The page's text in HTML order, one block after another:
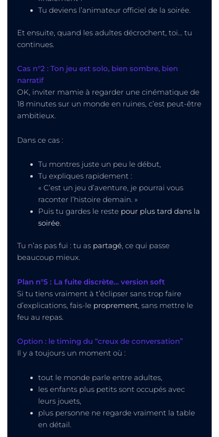
Tu deviens l’animateur officiel de la soirée.
Et ensuite, quand les adultes décrochent, toi… tu
continues.
Cas n°2 : Ton jeu est solo, bien sombre, bien
narratif
OK, inviter mamie à regarder une cinématique de
18 minutes sur un monde en ruines, c’est peut-être
ambitieux.
Dans ce cas :
Tu montres juste un peu le début,
Tu expliques rapidement :
« C’est un jeu d’aventure, je pourrai vous
raconter l’histoire demain. »
Puis tu gardes le reste pour plus tard dans la
soirée.
Tu n’as pas fui : tu as partagé, ce qui passe
beaucoup mieux.
Plan n°5 : La fuite discrète… version soft
Si tu tiens vraiment à t’éclipser sans trop faire
d’explications, fais-le proprement, sans mettre le
feu au repas.
Option : le timing du “creux de conversation”
Il y a toujours un moment où :
tout le monde parle entre adultes,
les enfants plus petits sont occupés avec
leurs jouets,
plus personne ne regarde vraiment la table
en détail.